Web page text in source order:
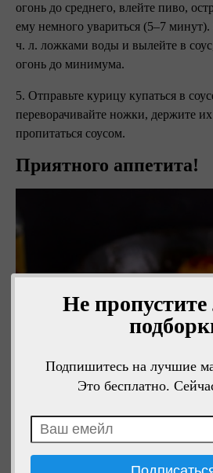
Не
Подпишитесь на лучшие
Это бесплатно.
огонь до среднего, влейте пиво,
ему немного увариться (5–7
ч. л. ложками воды и вылейте в
огонь до минимума.
5. Отправьте курицу купаться в
переворачивайте ножки, держите
пропитаться соусом.
Приятного аппетита!